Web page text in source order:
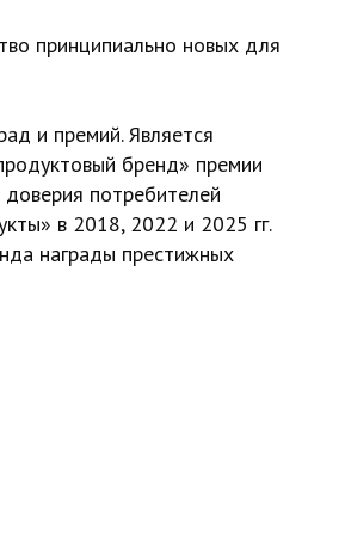
принципиально новых для
и премий. Является
бренд» премии
потребителей
в 2018, 2022 и 2025 гг.
награды престижных